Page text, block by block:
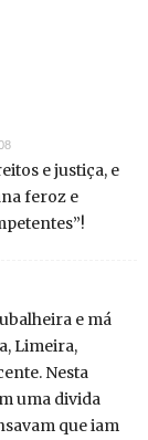
e justiça, e
feroz e
e má
Limeira,
Nesta
uma divida
que iam